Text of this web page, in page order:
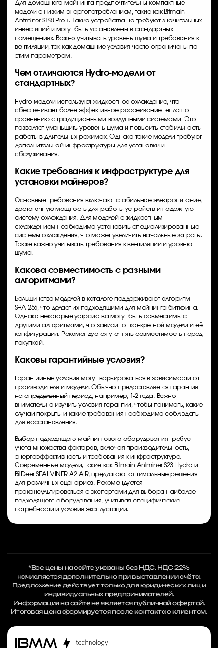
Для домашнего майнинга предпочтительны компактные
модели с низким энергопотреблением, такие как Bitmain
Antminer S19J Pro+. Такие устройства не требуют значительных
инвестиций и могут быть установлены в стандартных
помещениях. Важно учитывать уровень шума и требования к
вентиляции, так как домашние условия часто ограничены по
этим параметрам.
Чем отличаются Hydro-модели от
стандартных?
Hydro-модели используют жидкостное охлаждение, что
обеспечивает более эффективное рассеивание тепла по
сравнению с традиционными воздушными системами. Это
позволяет уменьшить уровень шума и повысить стабильность
работы в длительных режимах. Однако такие модели требуют
дополнительной инфраструктуры для установки и
обслуживания.
Какие требования к инфраструктуре для
установки майнеров?
Основные требования включают стабильное электропитание,
достаточную мощность для работы устройств и надежную
систему охлаждения. Для моделей с жидкостным
охлаждением необходимо установить специализированные
системы охлаждения, что может увеличить начальные затраты.
Также важно учитывать требования к вентиляции и уровню
шума.
Какова совместимость с разными
алгоритмами?
Большинство моделей в каталоге поддерживают алгоритм
SHA-256, что делает их подходящими для майнинга биткоина.
Однако некоторые устройства могут быть совместимы с
другими алгоритмами, что зависит от конкретной модели и её
конфигурации. Рекомендуется уточнять совместимость перед
покупкой.
Каковы гарантийные условия?
Гарантийные условия могут варьироваться в зависимости от
производителя и модели. Обычно предоставляется гарантия
на определенный период, например, 1-2 года. Важно
внимательно изучить условия гарантии, чтобы понимать, какие
случаи покрыты и какие требования необходимо соблюдать
для восстановления.
Выбор подходящего майнингового оборудования требует
учета множества факторов, включая производительность,
энергоэффективность и требования к инфраструктуре.
Современные модели, такие как Bitmain Antminer S23 Hydro и
BitDeer SEALMINER A2 AIR, предлагают оптимальные решения
для различных сценариев. Рекомендуется
проконсультироваться с экспертами для выбора наиболее
подходящего оборудования, учитывая специфические
потребности и условия эксплуатации.
*Все цены на сайте указаны без НДС. НДС 22%
начисляется дополнительно при выставлении счёта.
Предложение действует только для юридических лиц и
индивидуальных предпринимателей.
Информация на сайте не является публичной офертой.
Итоговая цена формируется после контакта с клиентом.